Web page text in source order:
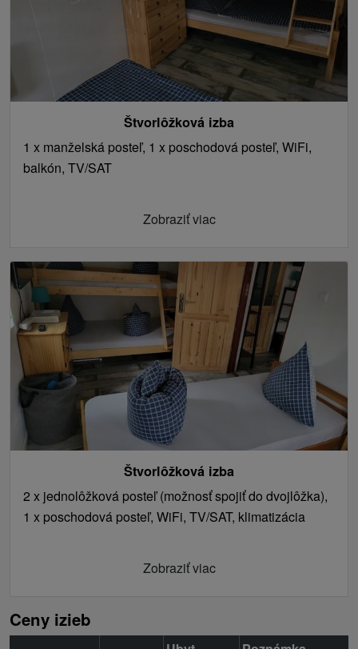
Štvorlôžková izba
1 x manželská posteľ, 1 x poschodová posteľ, WiFi,
balkón, TV/SAT
Zobraziť viac
Štvorlôžková izba
2 x jednolôžková posteľ (možnosť spojiť do dvojlôžka),
1 x poschodová posteľ, WiFi, TV/SAT, klimatizácia
Zobraziť viac
Ceny izieb